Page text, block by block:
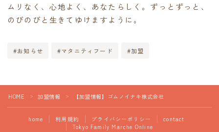
ムリなく、心地よく、あなたらしく。ずっとずっと、
のびのびと生きてゆけますように。
#お知らせ #マタニティフード #加盟
HOME ＞ 加盟情報 ＞ 【加盟情報】ゴムノイナキ株式会社
home 利用規約 プライバシーポリシー
contact
Tokyo Family Marche Online